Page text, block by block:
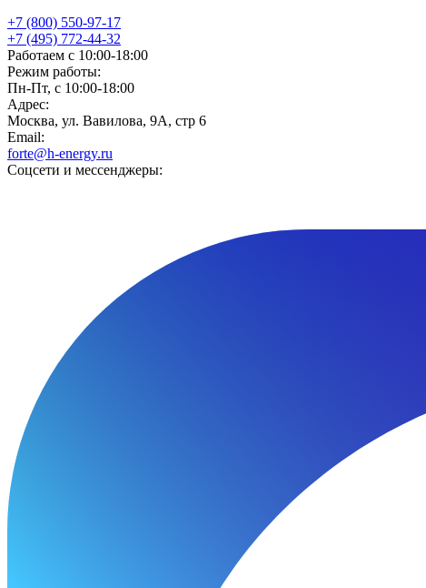
+7 (800) 550-97-17
+7 (495) 772-44-32
Работаем с 10:00-18:00
Режим работы:
Пн-Пт, с 10:00-18:00
Адрес:
Москва, ул. Вавилова, 9А, стр 6
Email:
forte@h-energy.ru
Соцсети и мессенджеры: